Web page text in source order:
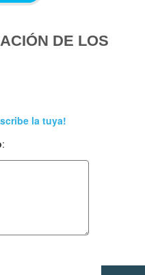
DE LOS
la tuya!
: